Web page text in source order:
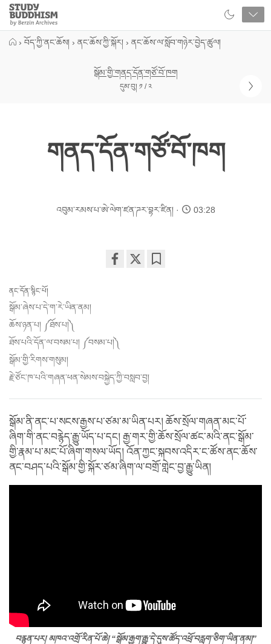
Close
Study
Buddhism
Home
› བོད་ཀྱི་ནང་ཆོས། › ནང་ཆོས་ཀྱི་སྐོར། › ནང་ཆོས་ལ་སློབ་གཉེར་བྱེད་ཚུལ།
སྒོམ་གྱི་གནད་དོན་གཙོ་བོ་ཁག
དུམ་བུ། ༡ / ༢
གནད་དོན་གཙོ་བོ་ཁག
འབུམ་རམས་པ་ཨེ་ལེག་ཛན་ཌར་བྷར་ཛིན། 03:28
ནང་དོན་སྙིང་པོ།
སྒོམ་ཞེས་པ་དེ་ག་རེ་ཡིན་ནམ།
ཆོས་ཉན་པ། ༼ཐོས་པ།༽
ཐོས་པའི་དོན་ལ་བསམ་པ། ༼བསམ་པ།༽
སྒོམ་གྱི་རིགས་གསུམ།
རྗེ་ཙོང་ཁ་པའི་གཞན་ཕན་སེམས་བསྐྱེད་ཀྱི་བསླབ་བྱ།
སྒོམ་ནི་ནང་པ་སངས་རྒྱས་པ་ཙམ་མ་ཡིན་པར། ཆོས་སྲོལ་གཞན་མང་པོ་
ཞིག་གི་ནང་བརྙེད་རྒྱུ་ཡོད་པ་དང། རྒྱ་གར་གྱི་ཆོས་སྲོལ་ཚང་མའི་ནང་སྒོམ་
གྱི་རྣམ་པ་མང་པོ་ཞིག་གསལ་ཡོད། འོན་ཀྱང་སྐབས་འདིར་ང་ཚོས་ནང་ཆོས་
ནང་བཤད་པའི་སྒོམ་གྱི་སྐོར་ཙམ་ཞིག་ལ་བགྲོ་གླེང་བྱ་རྒྱུ་ཡིན།
བརྙན་པར། མཁའ་འགྲོ་རིན་པོ་ཆེ། “སྒོམ་རྒྱག་རྒྱུ་དེ་དུས་ཚོད་འཕྲོ་བརླག་ཅིག་ཡིན་ནམ།”